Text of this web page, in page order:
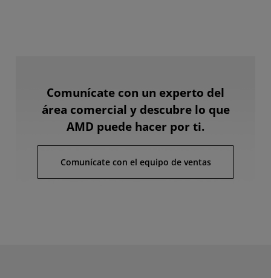
Comunícate con un experto del
área comercial y descubre lo que
AMD puede hacer por ti.
Comunícate con el equipo de ventas